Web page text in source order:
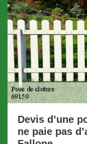
Devis d’une
ne paie pas